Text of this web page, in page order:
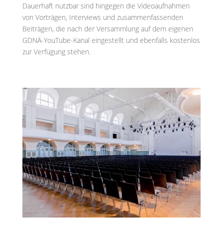
Dauerhaft nutzbar sind hingegen die Videoaufnahmen
von Vorträgen, Interviews und zusammenfassenden
Beiträgen, die nach der Versammlung auf dem eigenen
GDNÄ-YouTube-Kanal eingestellt und ebenfalls kostenlos
zur Verfügung stehen.